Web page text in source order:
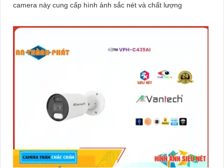
camera này cung cấp hình ảnh sắc nét và chất lượng